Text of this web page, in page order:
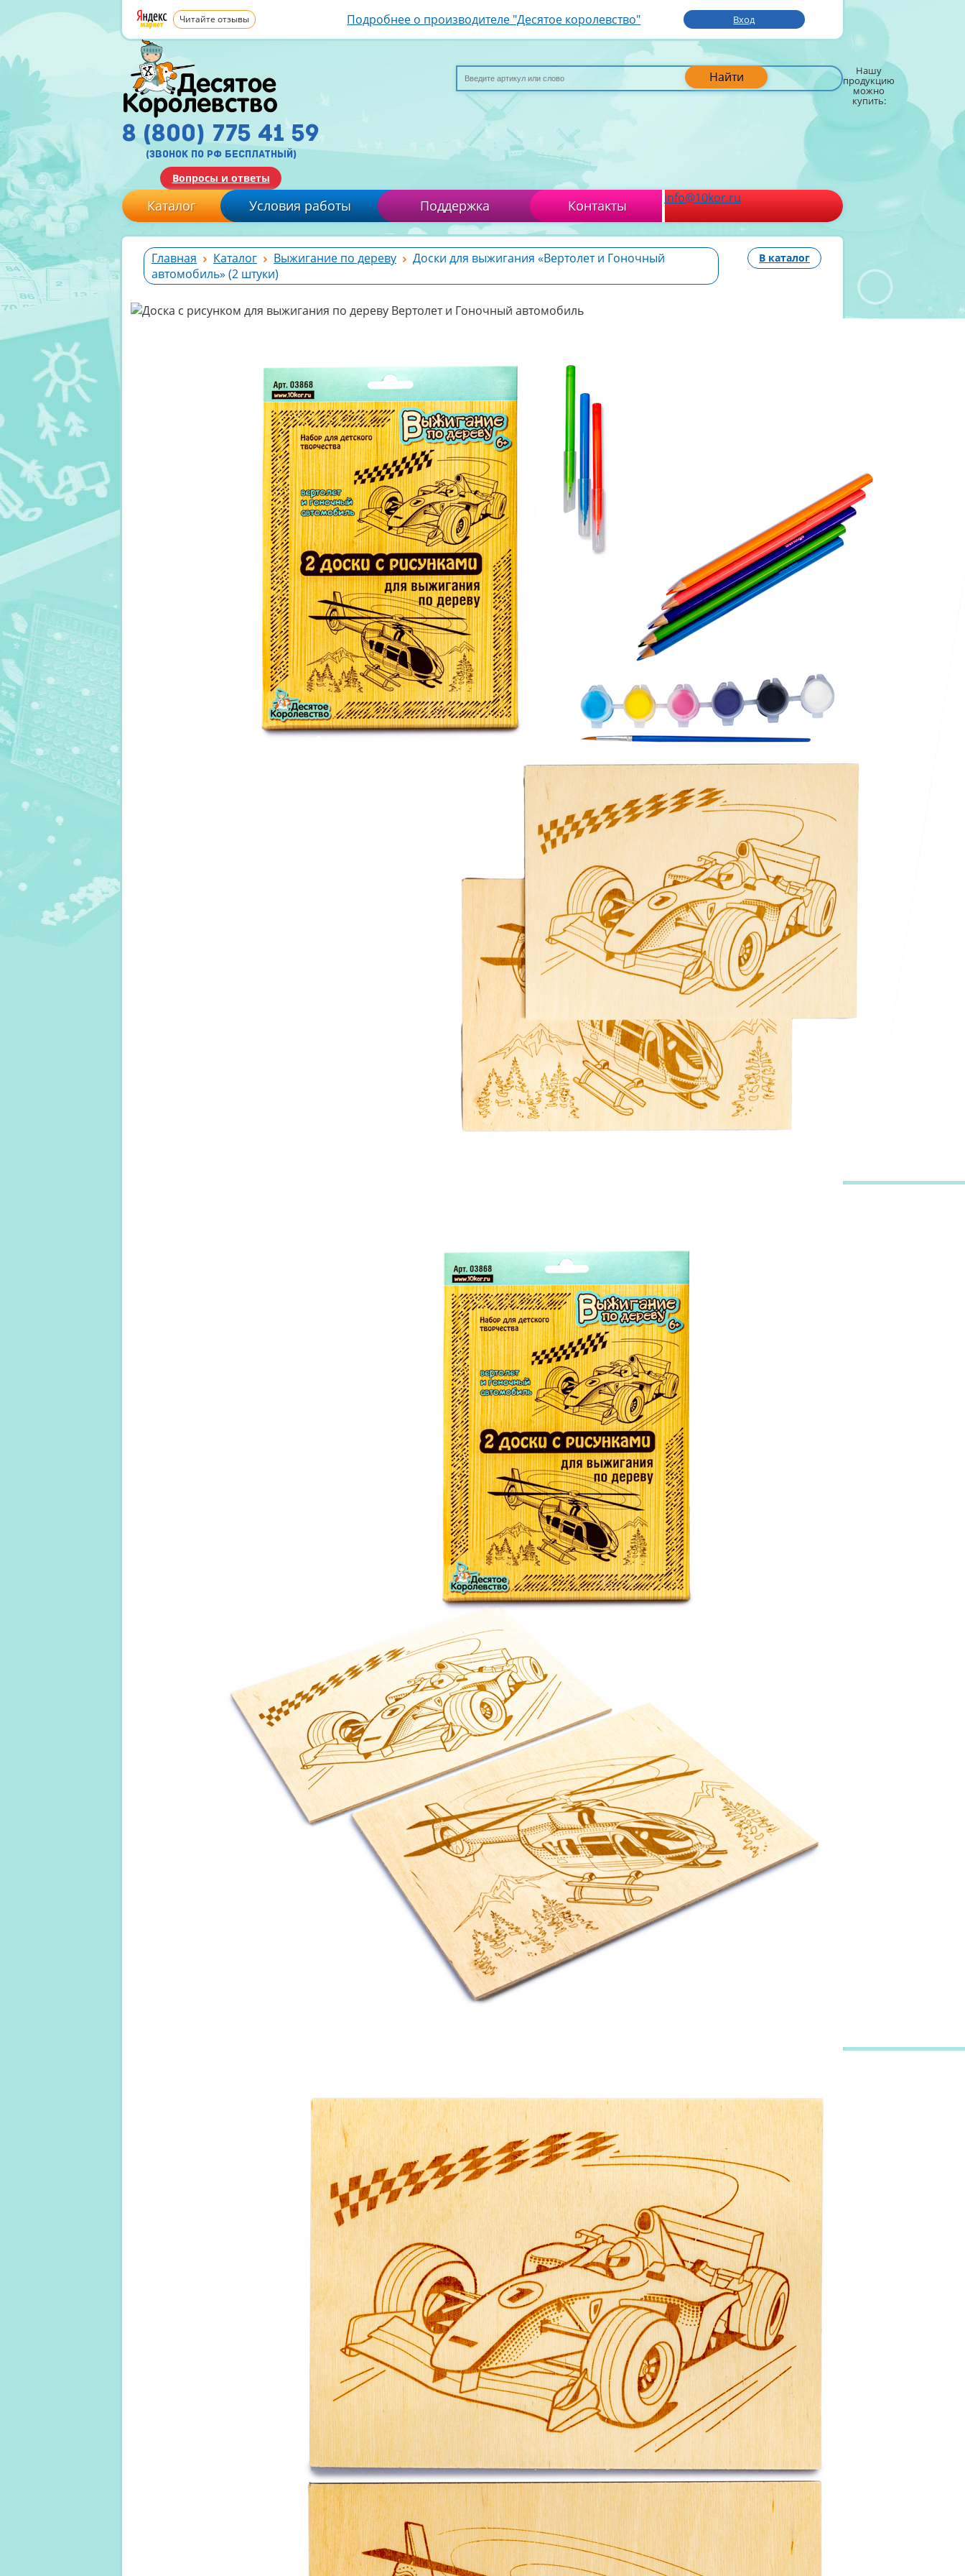
Читайте отзывы Подробнее о производителе "Десятое королевство" Вход
Найти Нашу
продукцию
можно
купить:
8 (800) 775 41 59
(звонок по рф бесплатный)
Вопросы и ответы
Каталог Условия работы Поддержка Контакты info@10kor.ru
Главная Каталог Выжигание по дереву
Доски для выжигания «Вертолет и Гоночный
автомобиль» (2 штуки)
В каталог